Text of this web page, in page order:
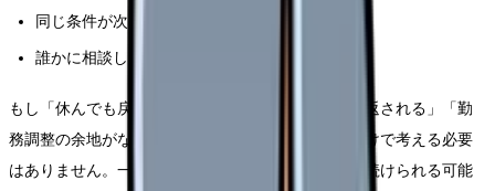
同じ条件が次の職場でも続きそうか
誰かに相談した時、具体的な改善案が出たか
もし「休んでも戻らない」「相談しても人格否定で返される」「勤
務調整の余地がない」なら、今の職場に残る前提だけで考える必要
はありません。一方で、部署や勤務形態を変えれば続けられる可能